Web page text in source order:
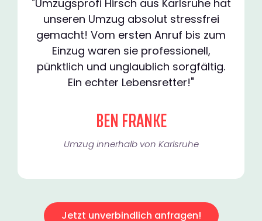
"Umzugsprofi Hirsch aus Karlsruhe hat
unseren Umzug absolut stressfrei
gemacht! Vom ersten Anruf bis zum
Einzug waren sie professionell,
pünktlich und unglaublich sorgfältig.
Ein echter Lebensretter!"
BEN FRANKE
Umzug innerhalb von Karlsruhe​
Jetzt unverbindlich anfragen!